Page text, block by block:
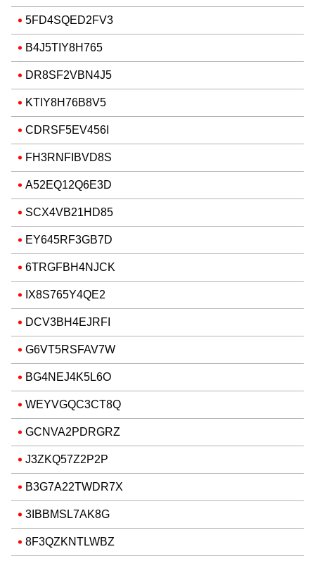
5FD4SQED2FV3
B4J5TIY8H765
DR8SF2VBN4J5
KTIY8H76B8V5
CDRSF5EV456I
FH3RNFIBVD8S
A52EQ12Q6E3D
SCX4VB21HD85
EY645RF3GB7D
6TRGFBH4NJCK
IX8S765Y4QE2
DCV3BH4EJRFI
G6VT5RSFAV7W
BG4NEJ4K5L6O
WEYVGQC3CT8Q
GCNVA2PDRGRZ
J3ZKQ57Z2P2P
B3G7A22TWDR7X
3IBBMSL7AK8G
8F3QZKNTLWBZ